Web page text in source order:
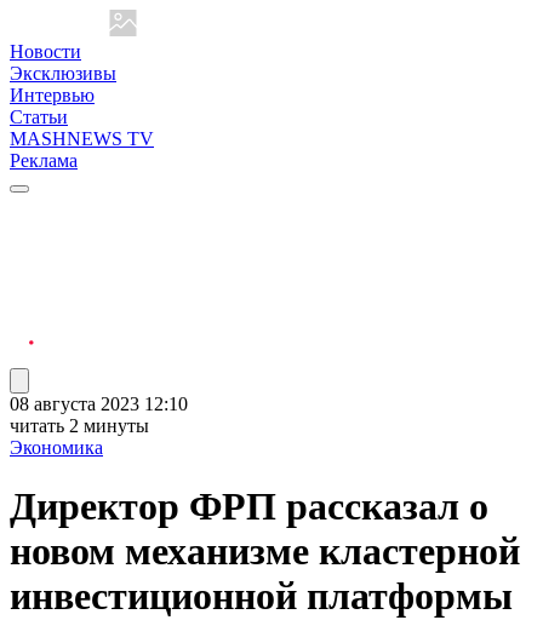
Новости
Эксклюзивы
Интервью
Статьи
MASHNEWS TV
Реклама
08 августа 2023 12:10
читать 2 минуты
Экономика
Директор ФРП рассказал о
новом механизме кластерной
инвестиционной платформы